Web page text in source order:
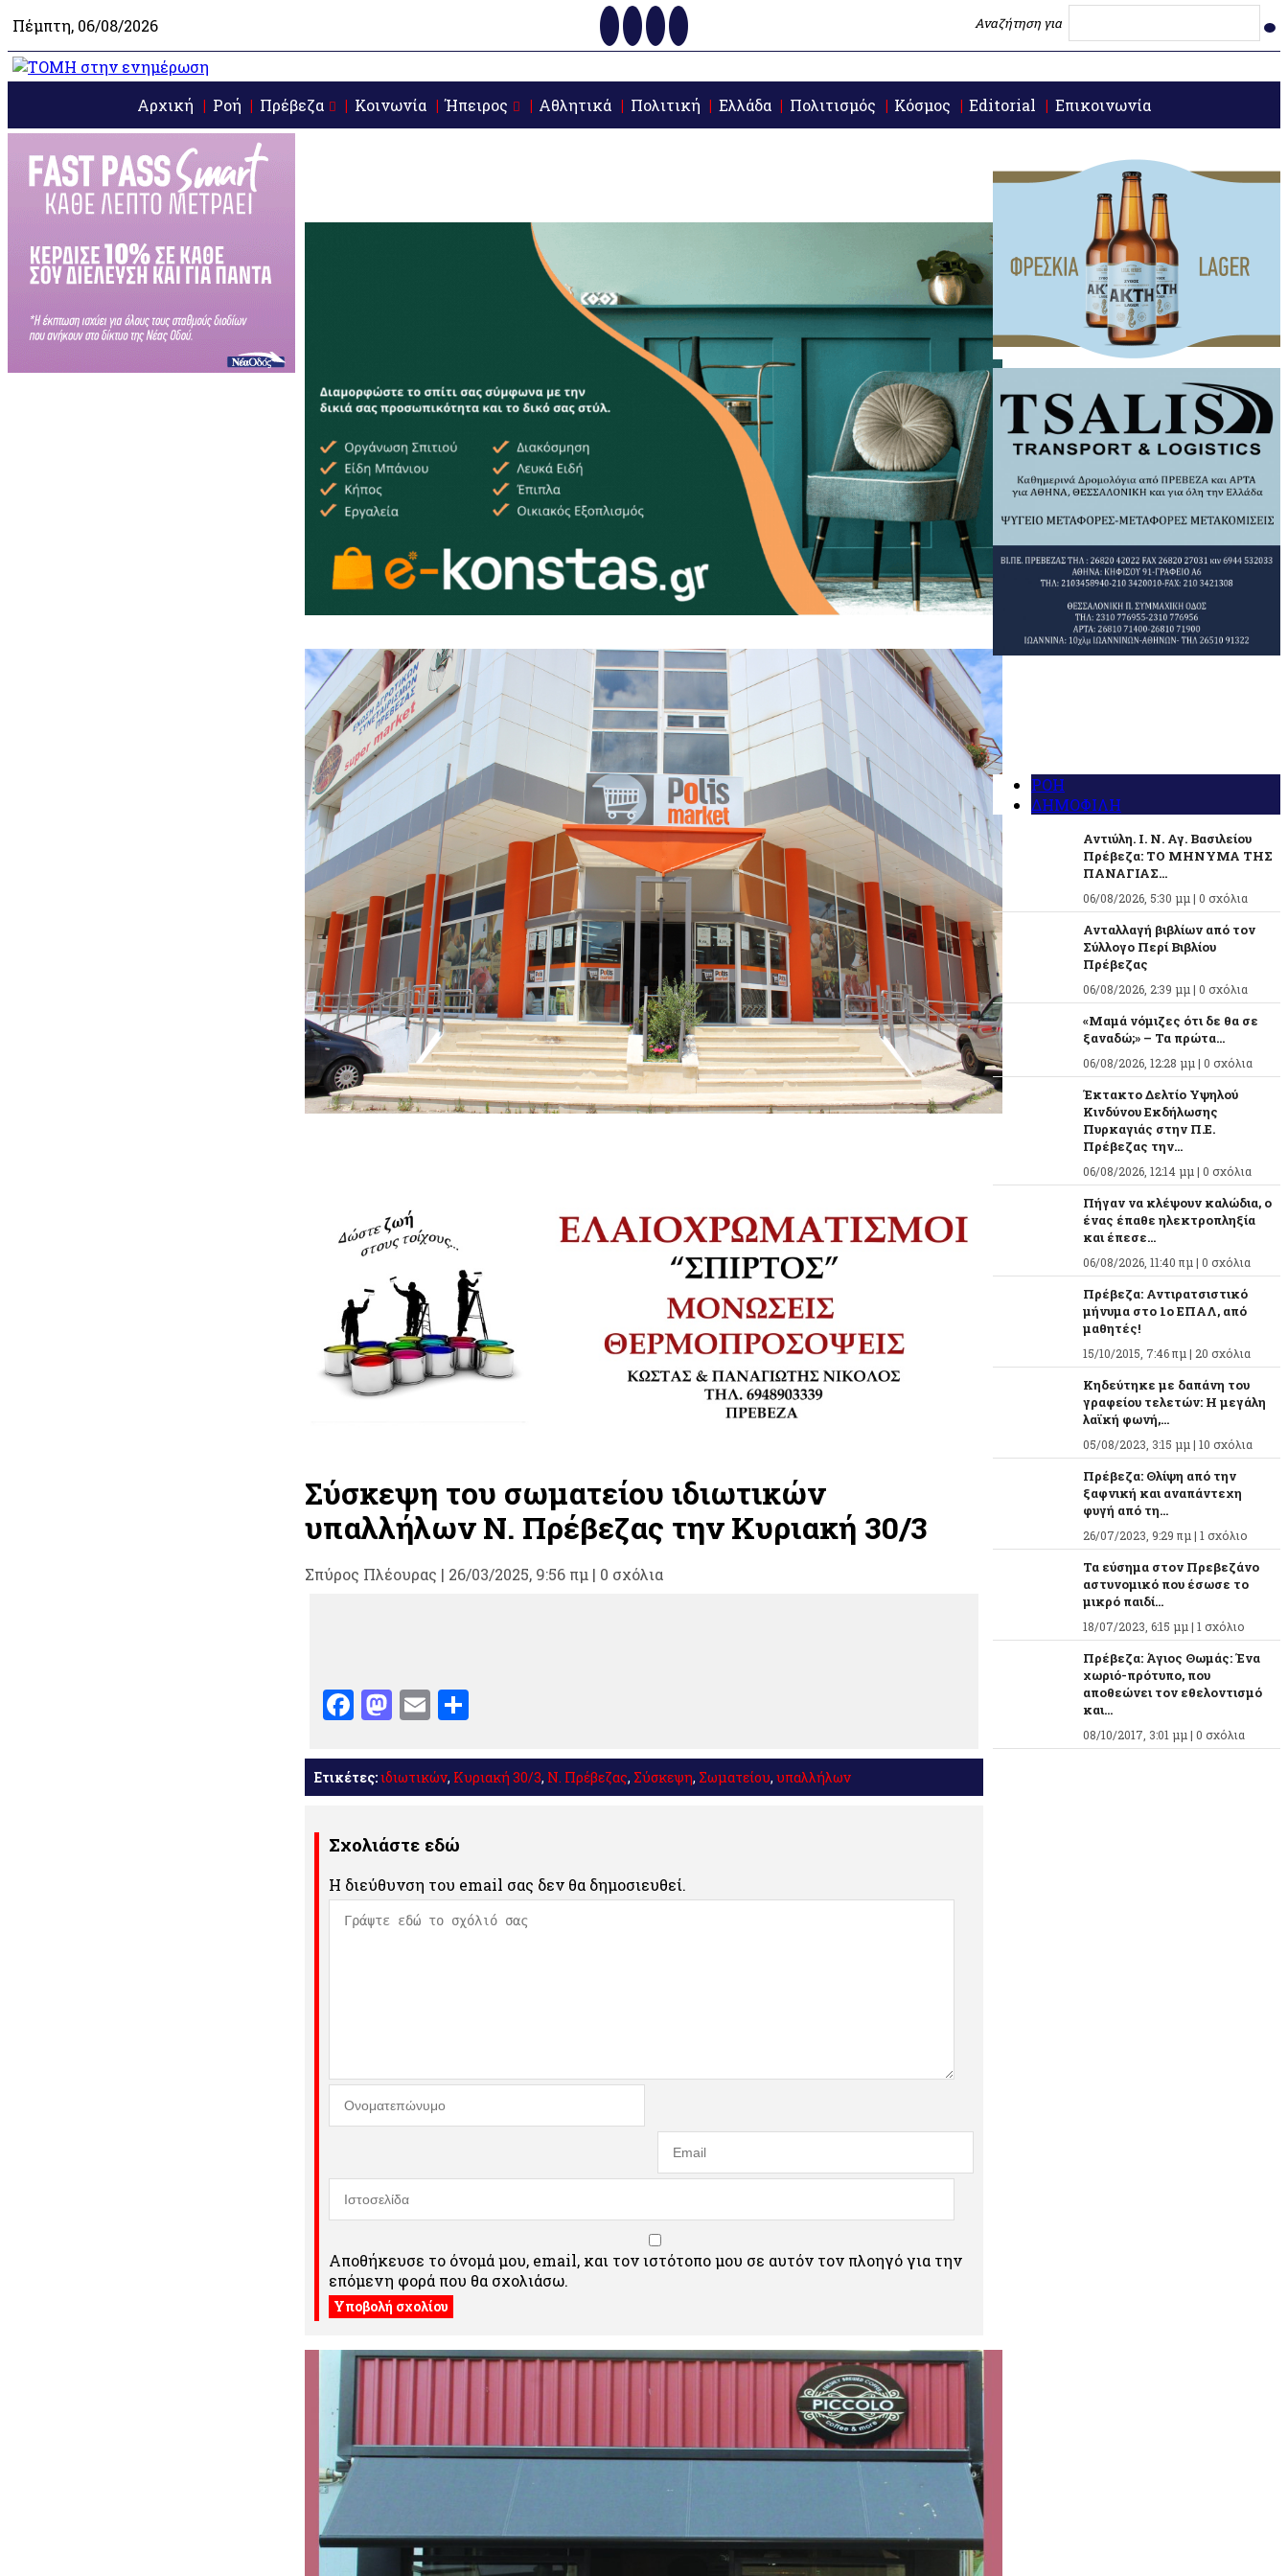
Πέμπτη, 06/08/2026 Αναζήτηση για
Αρχική Ροή Πρέβεζα Κοινωνία Ήπειρος Αθλητικά Πολιτική Ελλάδα Πολιτισμός Κόσμος Editorial Επικοινωνία
Σύσκεψη του σωματείου ιδιωτικών
υπαλλήλων Ν. Πρέβεζας την Κυριακή 30/3
Σπύρος Πλέουρας | 26/03/2025, 9:56 πμ | 0 σχόλια
Facebook
Mastodon
Email
Ετικέτες:ιδιωτικών, Κυριακή 30/3, Ν. Πρέβεζας, Σύσκεψη, Σωματείου, υπαλλήλων
Σχολιάστε εδώ
Η διεύθυνση του email σας δεν θα δημοσιευθεί.
Αποθήκευσε το όνομά μου, email, και τον ιστότοπο μου σε αυτόν τον πλοηγό για την
επόμενη φορά που θα σχολιάσω.
ΡΟΗ
ΔΗΜΟΦΙΛΗ
Αντιύλη. Ι. Ν. Αγ. Βασιλείου
Πρέβεζα: ΤΟ ΜΗΝΥΜΑ ΤΗΣ
ΠΑΝΑΓΙΑΣ...
06/08/2026, 5:30 μμ | 0 σχόλια
Ανταλλαγή βιβλίων από τον
Σύλλογο Περί Βιβλίου
Πρέβεζας
06/08/2026, 2:39 μμ | 0 σχόλια
«Μαμά νόμιζες ότι δε θα σε
ξαναδώ;» – Τα πρώτα...
06/08/2026, 12:28 μμ | 0 σχόλια
Έκτακτο Δελτίο Υψηλού
Κινδύνου Εκδήλωσης
Πυρκαγιάς στην Π.Ε.
Πρέβεζας την...
06/08/2026, 12:14 μμ | 0 σχόλια
Πήγαν να κλέψουν καλώδια, ο
ένας έπαθε ηλεκτροπληξία
και έπεσε...
06/08/2026, 11:40 πμ | 0 σχόλια
Πρέβεζα: Αντιρατσιστικό
μήνυμα στο 1ο ΕΠΑΛ, από
μαθητές!
15/10/2015, 7:46 πμ | 20 σχόλια
Κηδεύτηκε με δαπάνη του
γραφείου τελετών: Η μεγάλη
λαϊκή φωνή,...
05/08/2023, 3:15 μμ | 10 σχόλια
Πρέβεζα: Θλίψη από την
ξαφνική και αναπάντεχη
φυγή από τη...
26/07/2023, 9:29 πμ | 1 σχόλιο
Τα εύσημα στον Πρεβεζάνο
αστυνομικό που έσωσε το
μικρό παιδί...
18/07/2023, 6:15 μμ | 1 σχόλιο
Πρέβεζα: Άγιος Θωμάς: Ένα
χωριό-πρότυπο, που
αποθεώνει τον εθελοντισμό
και...
08/10/2017, 3:01 μμ | 0 σχόλια